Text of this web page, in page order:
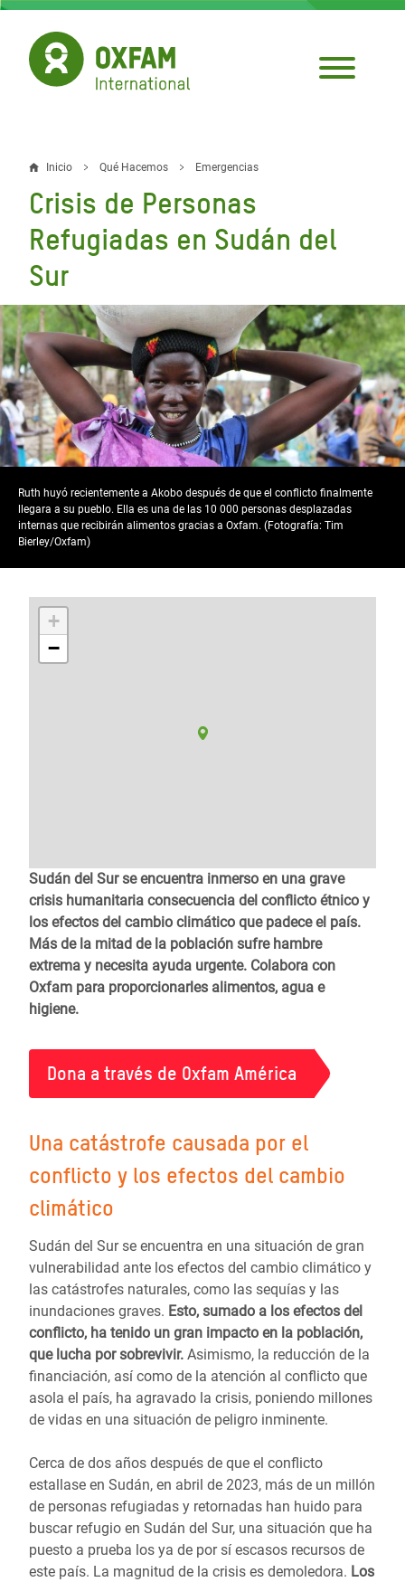
Pasar
contenido
principal
Sobrescribir
enlaces
de
ayuda
a
la
navegación
Inicio Qué Hacemos Emergencias
Crisis de Personas
Refugiadas en Sudán del
Sur
Ruth huyó recientemente a Akobo después de que el conflicto finalmente
llegara a su pueblo. Ella es una de las 10 000 personas desplazadas
internas que recibirán alimentos gracias a Oxfam. (Fotografía: Tim
Bierley/Oxfam)
+
−
Sudán del Sur se encuentra inmerso en una grave
crisis humanitaria consecuencia del conflicto étnico y
los efectos del cambio climático que padece el país.
Más de la mitad de la población sufre hambre
extrema y necesita ayuda urgente. Colabora con
Oxfam para proporcionarles alimentos, agua e
higiene.
Dona a través de Oxfam América
Una catástrofe causada por el
conflicto y los efectos del cambio
climático
Sudán del Sur se encuentra en una situación de gran
vulnerabilidad ante los efectos del cambio climático y
las catástrofes naturales, como las sequías y las
inundaciones graves. Esto, sumado a los efectos del
conflicto, ha tenido un gran impacto en la población,
que lucha por sobrevivir. Asimismo, la reducción de la
financiación, así como de la atención al conflicto que
asola el país, ha agravado la crisis, poniendo millones
de vidas en una situación de peligro inminente.
Cerca de dos años después de que el conflicto
estallase en Sudán, en abril de 2023, más de un millón
de personas refugiadas y retornadas han huido para
buscar refugio en Sudán del Sur, una situación que ha
puesto a prueba los ya de por sí escasos recursos de
este país. La magnitud de la crisis es demoledora. Los